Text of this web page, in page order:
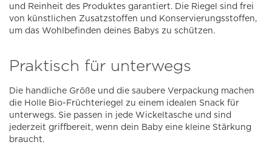
und Reinheit des Produktes garantiert. Die Riegel sind frei
von künstlichen Zusatzstoffen und Konservierungsstoffen,
um das Wohlbefinden deines Babys zu schützen.
Praktisch für unterwegs
Die handliche Größe und die saubere Verpackung machen
die Holle Bio-Früchteriegel zu einem idealen Snack für
unterwegs. Sie passen in jede Wickeltasche und sind
jederzeit griffbereit, wenn dein Baby eine kleine Stärkung
braucht.